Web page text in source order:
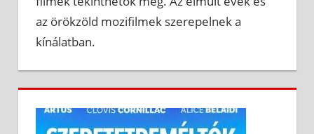
az örökzöld mozifilmek szerepelnek a
kínálatban.